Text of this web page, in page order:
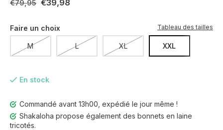
€79,95 €39,98
Faire un choix
M L XL XXL
Tableau des tailles
En stock
Commandé avant 13h00, expédié le jour même !
Shakaloha propose également des bonnets en laine
tricotés.